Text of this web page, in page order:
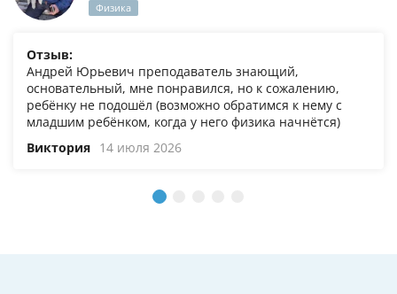
Физика
Отзыв:
Андрей Юрьевич преподаватель знающий,
основательный, мне понравился, но к сожалению,
ребёнку не подошёл (возможно обратимся к нему с
младшим ребёнком, когда у него физика начнётся)
Виктория 14 июля 2026